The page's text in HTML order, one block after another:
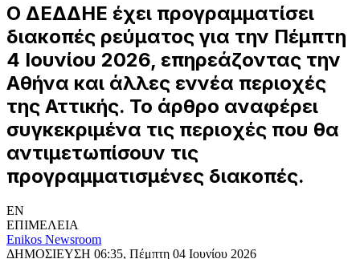
Ο ΔΕΔΔΗΕ έχει προγραμματίσει
διακοπές ρεύματος για την Πέμπτη
4 Ιουνίου 2026, επηρεάζοντας την
Αθήνα και άλλες εννέα περιοχές
της Αττικής. Το άρθρο αναφέρει
συγκεκριμένα τις περιοχές που θα
αντιμετωπίσουν τις
προγραμματισμένες διακοπές.
EN
ΕΠΙΜΕΛΕΙΑ
Enikos Newsroom
ΔΗΜΟΣΙΕΥΣΗ 06:35, Πέμπτη 04 Ιουνίου 2026